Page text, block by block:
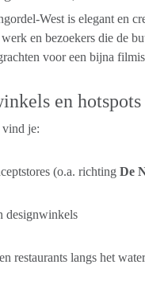
West is elegant en
en bezoekers die de
voor een bijna
en hotspots
je:
(o.a. richting De
designwinkels
restaurants langs het water